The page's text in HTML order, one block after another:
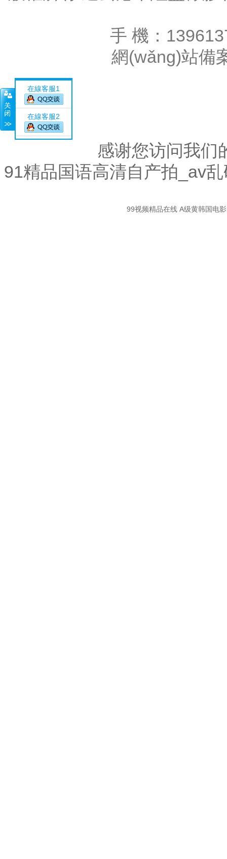
手 機：
網(wǎng)站備
在線客服1
在線客服2
感谢您访问我们
91精品国语高清自产拍_av
99视频精品在线 A级黄韩国电